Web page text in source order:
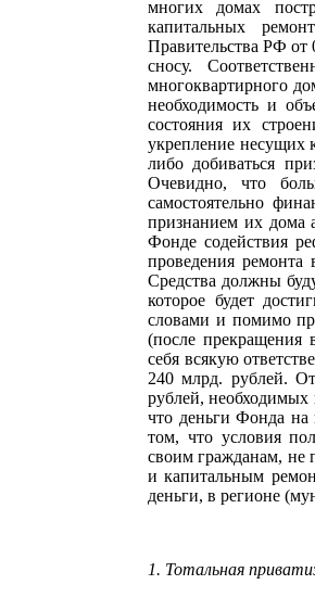
многих домах
капитальных
Правительства РФ
сносу.
многоквартирного
необходимость и
состояния их
укрепление несущих
либо добиваться
Очевидно, что
самостоятельно
признанием их дома
Фонде содействия
проведения ремонта
Средства должны
которое будет
словами и помимо
(после прекращения
себя всякую
240 млрд. рублей.
рублей,
что деньги Фонда на
том, что условия
своим гражданам, не
и капитальным
деньги, в регионе
1. Тотальная